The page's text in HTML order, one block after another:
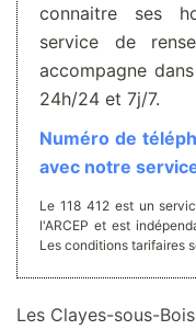
connaitre ses
service de
accompagne
24h/24 et 7j/7.
Numéro de
avec notre
Le 118 412 est un
l'ARCEP et est
Les conditions tarifaires
Les Clayes-sous-